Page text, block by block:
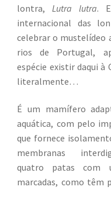
lontra, Lutra lutra.
internacional das
celebrar o mustelídeo
rios de Portugal,
espécie existir daqui à
literalmente…
É um mamífero
aquática, com pelo
que fornece
membranas
quatro patas com
marcadas, como têm